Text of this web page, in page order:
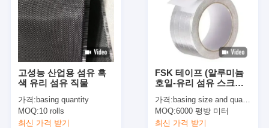
고성능 산업용 섬유 흑
색 유리 섬유 직물
가격: basing quantity
MOQ:10 rolls
최신 가격 받기
FSK 테이프 (알루미늄
호일-유리 섬유 스크림-
림/ 3방향 스크림, HVAC
용
가격: basing size and quantity
MOQ:6000 평방 미터
최신 가격 받기